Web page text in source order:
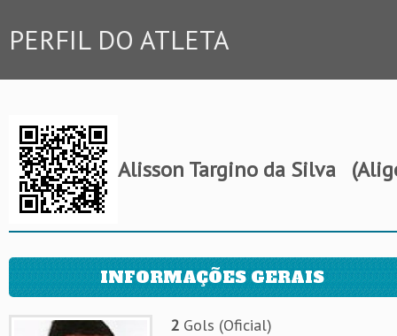
PERFIL DO ATLETA
Alisson Targino da Silva
INFORMAÇÕES GERAIS
2Gols (Oficial)